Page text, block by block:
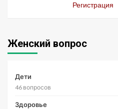
Регистрация
Женский вопрос
Дети
46 вопросов
Здоровье